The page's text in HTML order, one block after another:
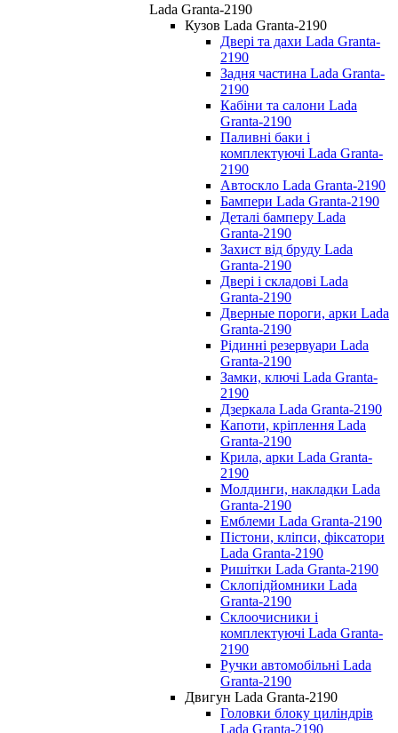
Lada Granta-2190
Кузов Lada Granta-2190
Двері та дахи Lada Granta-
2190
Задня частина Lada Granta-
2190
Кабіни та салони Lada
Granta-2190
Паливні баки і
комплектуючі Lada Granta-
2190
Автоскло Lada Granta-2190
Бампери Lada Granta-2190
Деталі бамперу Lada
Granta-2190
Захист від бруду Lada
Granta-2190
Двері і складові Lada
Granta-2190
Дверные пороги, арки Lada
Granta-2190
Рідинні резервуари Lada
Granta-2190
Замки, ключі Lada Granta-
2190
Дзеркала Lada Granta-2190
Капоти, кріплення Lada
Granta-2190
Крила, арки Lada Granta-
2190
Молдинги, накладки Lada
Granta-2190
Емблеми Lada Granta-2190
Пістони, кліпси, фіксатори
Lada Granta-2190
Ришітки Lada Granta-2190
Склопідйомники Lada
Granta-2190
Склоочисники і
комплектуючі Lada Granta-
2190
Ручки автомобільні Lada
Granta-2190
Двигун Lada Granta-2190
Головки блоку циліндрів
Lada Granta-2190